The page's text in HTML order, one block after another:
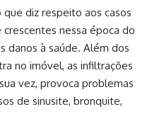
diz respeito aos casos
nessa época do
danos à saúde. Além dos
no imóvel, as infiltrações
vez, provoca problemas
de sinusite, bronquite,